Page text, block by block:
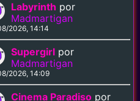
Suzuki
Labyrinth por
Madmartigan
2026, 14:14
Supergirl por
Madmartigan
2026, 14:09
Cinema Paradiso por